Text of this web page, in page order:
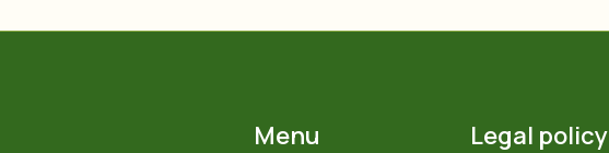
Menu Legal policy